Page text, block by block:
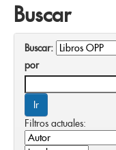
Buscar
Buscar:
por
Filtros actuales: